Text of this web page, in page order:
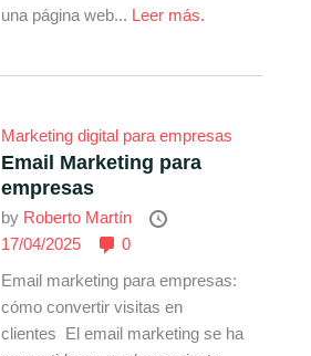
una página web... Leer más.
Marketing digital para empresas
Email Marketing para
empresas
by Roberto Martín
17/04/2025
0
Email marketing para empresas:
cómo convertir visitas en
clientes El email marketing se ha